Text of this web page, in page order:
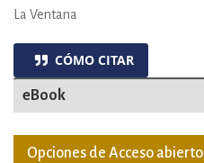
La Ventana
CÓMO CITAR
eBook
Opciones de Acceso abierto